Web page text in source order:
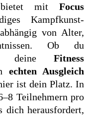
bietet mit Focus
Kampfkunst-
von Alter,
Ob du
deine Fitness
echten Ausgleich
ist dein Platz. In
Teilnehmern pro
dich herausfordert,